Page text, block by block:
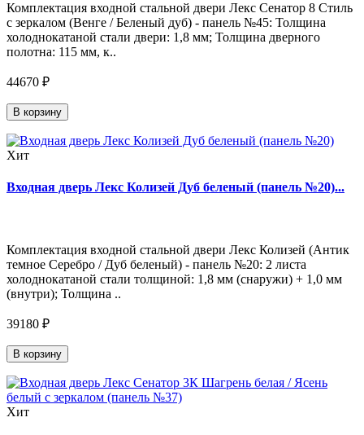
Комплектация входной стальной двери Лекс Сенатор 8 Стиль
с зеркалом (Венге / Беленый дуб) - панель №45: Толщина
холоднокатаной стали двери: 1,8 мм; Толщина дверного
полотна: 115 мм, к..
44670 ₽
В корзину
Хит
Входная дверь Лекс Колизей Дуб беленый (панель №20)...
Комплектация входной стальной двери Лекс Колизей (Антик
темное Серебро / Дуб беленый) - панель №20: 2 листа
холоднокатаной стали толщиной: 1,8 мм (снаружи) + 1,0 мм
(внутри); Толщина ..
39180 ₽
В корзину
Хит